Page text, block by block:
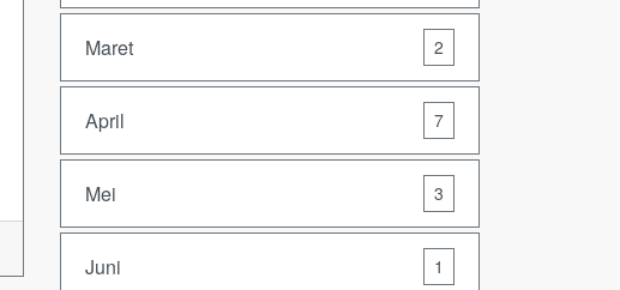
Maret 2
April 7
Mei 3
Juni 1